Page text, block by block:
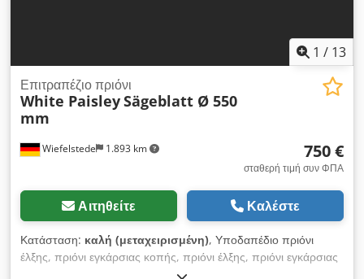
1 / 13
Wiefelstede 1.893 km
Επιτραπέζιο πριόνι
White PaisleySägeblatt Ø 550
mm
750 €
σταθερή τιμή συν ΦΠΑ
Αιτηθείτε Καλέστε
Κατάσταση: καλή (μεταχειρισμένη), Υποδαπέδιο πριόνι
έλξης, πριόνι εγκάρσιας κοπής, πριόνι έλξης, πριόνι εγκάρσιας
κοπής, πριόνι διαστασιολόγησης, επιτραπέζιο πριόνι,